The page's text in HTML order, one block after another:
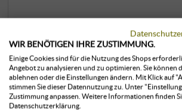
WIR BENÖTIGEN IHRE ZUSTIMMUNG.
Einige Cookies sind für die Nutzung des Shops
Angebot zu analysieren und zu optimieren. Sie können
ablehnen oder die Einstellungen ändern. Mit Klick auf
stimmen Sie dieser Datennutzung zu. Unter
Zustimmung anpassen. Weitere Informationen finden
Datenschutzerklärung.